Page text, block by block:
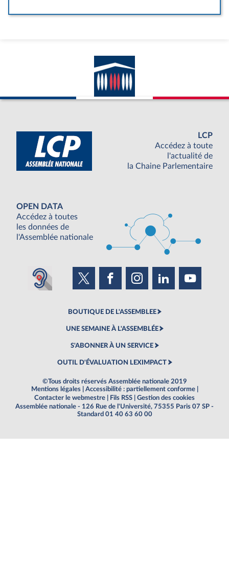
LCP
Accédez à toute
l'actualité de
la Chaine Parlementaire
OPEN DATA
Accédez à toutes
les données de
l'Assemblée nationale
BOUTIQUE DE L'ASSEMBLEE
UNE SEMAINE À L'ASSEMBLÉE
S'ABONNER À UN SERVICE
OUTIL D'ÉVALUATION LEXIMPACT
©Tous droits réservés Assemblée nationale 2019
Mentions légales
Accessibilité : partiellement conforme
Contacter le webmestre
Fils RSS
Gestion des cookies
Assemblée nationale - 126 Rue de l'Université, 75355 Paris 07 SP -
Standard 01 40 63 60 00